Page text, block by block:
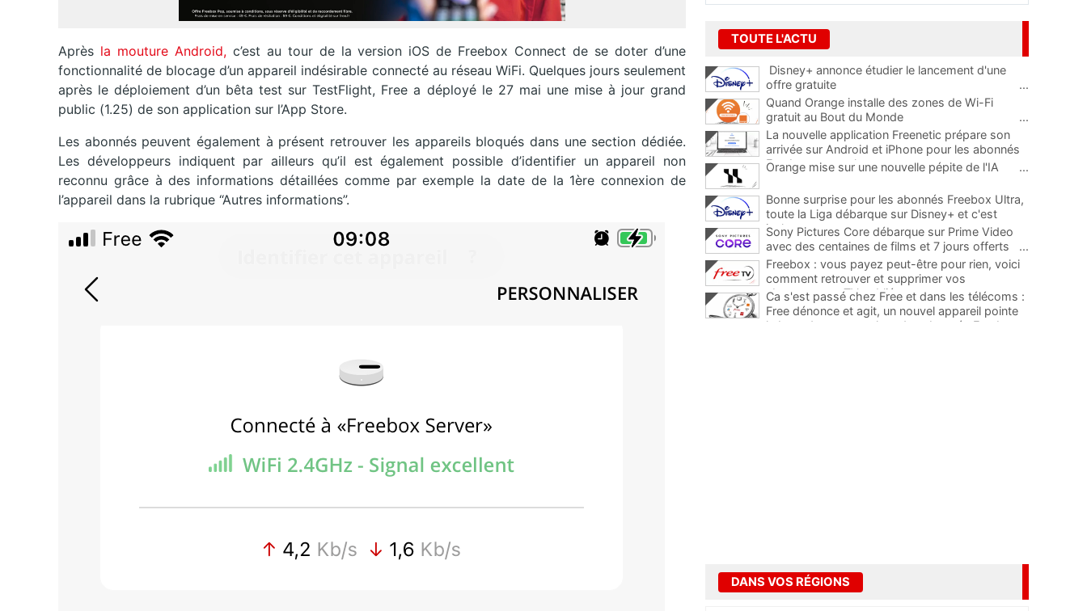
Après la mouture Android,c’est au tour de la version iOS de Freebox Connect de se doter d’une
fonctionnalité de blocage d’un appareil indésirable connecté au réseau WiFi. Quelques jours seulement
après le déploiement d’un bêta test sur TestFlight, Free a déployé le 27 mai une mise à jour grand
public (1.25) de son application sur l’App Store.
Les abonnés peuvent également à présent retrouver les appareils bloqués dans une section dédiée.
Les développeurs indiquent par ailleurs qu’il est également possible d’identifier un appareil non
reconnu grâce à des informations détaillées comme par exemple la date de la 1ère connexion de
l’appareil dans la rubrique “Autres informations”.
TOUTE L'ACTU
Disney+ annonce étudier le lancement d'une
offre gratuite
...
Quand Orange installe des zones de Wi-Fi
gratuit au Bout du Monde
...
La nouvelle application Freenetic prépare son
arrivée sur Android et iPhone pour les abonnés
Freebox, testez la
Orange mise sur une nouvelle pépite de l'IA ...
Bonne surprise pour les abonnés Freebox Ultra,
toute la Liga débarque sur Disney+ et c'est
inclus
Sony Pictures Core débarque sur Prime Video
avec des centaines de films et 7 jours offerts
...
Freebox : vous payez peut-être pour rien, voici
comment retrouver et supprimer vos
abonnements TV oubliés
...
Ca s'est passé chez Free et dans les télécoms :
Free dénonce et agit, un nouvel appareil pointe
le bout de son nez chez des abonnés Freebox...
DANS VOS RÉGIONS